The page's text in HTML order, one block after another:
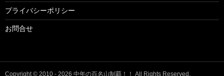
プライバシーポリシー
お問合せ
Copyright © 2010 - 2026 中年の百名山制覇！！ All Rights Reserved.